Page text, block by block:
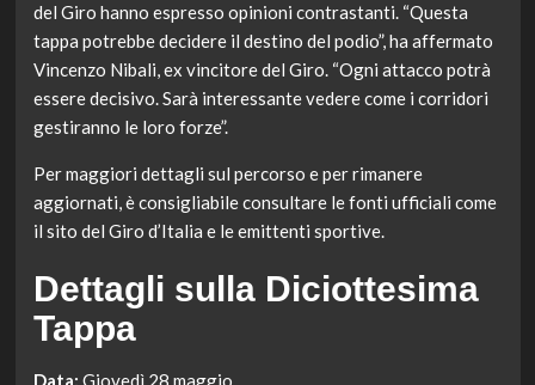
del Giro hanno espresso opinioni contrastanti. “Questa
tappa potrebbe decidere il destino del podio”, ha affermato
Vincenzo Nibali, ex vincitore del Giro. “Ogni attacco potrà
essere decisivo. Sarà interessante vedere come i corridori
gestiranno le loro forze”.
Per maggiori dettagli sul percorso e per rimanere
aggiornati, è consigliabile consultare le fonti ufficiali come
il sito del Giro d’Italia e le emittenti sportive.
Dettagli sulla Diciottesima
Tappa
Data: Giovedì 28 maggio